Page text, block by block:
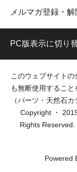
メルマガ登録・解
PC版表示に切り
このウェブサイト
も無断使用するこ
（パーツ・天然石
Copyright ・
Rights
Powered